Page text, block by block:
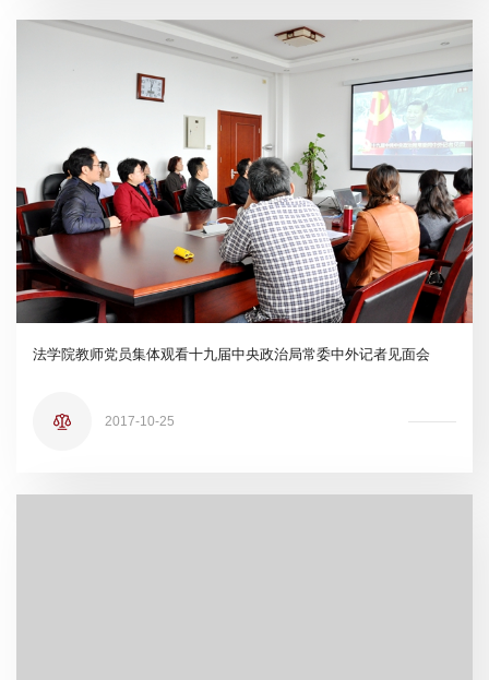
法学院教师党员集体观看十九届中央政治局常委中外记者见面会
2017-10-25